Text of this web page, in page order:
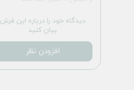
دیدگاه خود را درباره این فرش
بیان کنید
افزودن نظر